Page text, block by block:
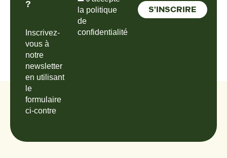
?
Inscrivez-
vous à
notre
newsletter
en utilisant
le
formulaire
ci-contre
la politique
de
confidentialité